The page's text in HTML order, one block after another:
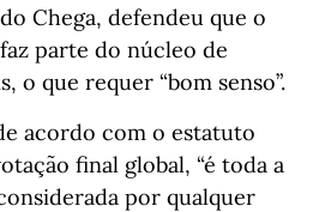
Chega, defendeu que o
parte do núcleo de
o que requer “bom senso”.
acordo com o estatuto
final global, “é toda a
por qualquer